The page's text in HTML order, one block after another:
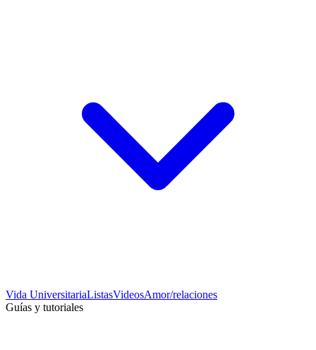
Vida UniversitariaListasVideosAmor/relaciones
Guías y tutoriales